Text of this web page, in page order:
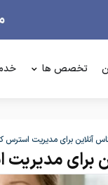
تخصص ها
آنلاین برای مدیریت استرس
برای